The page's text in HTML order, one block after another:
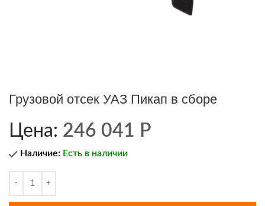
Грузовой отсек УАЗ Пикап в сборе
Цена: 246 041 Р
Наличие: Есть в наличии